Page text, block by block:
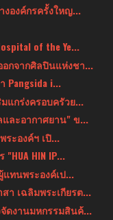
องค์กรครั้งใหญ...
of the Ye...
กจากศิลปินแห่งชา...
Pangsida i...
แกร่งครอบครัวย...
และอากาศยาน" ข...
ะองค์ฯ เปิ...
HIN IP...
ทนพระองค์เป...
า เฉลิมพระเกียรต...
ดงานมหกรรมสินค้...